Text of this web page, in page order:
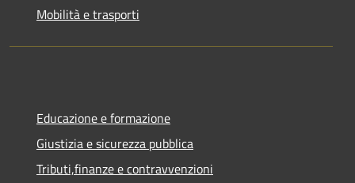
Mobilità e trasporti
Educazione e formazione
Giustizia e sicurezza pubblica
Tributi,finanze e contravvenzioni